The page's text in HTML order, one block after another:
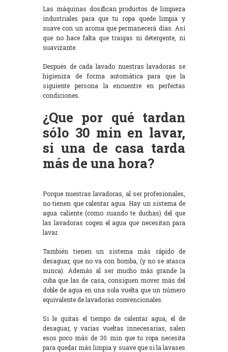
Las máquinas dosifican productos de limpieza
industriales para que tu ropa quede limpia y
suave con un aroma que permanecerá días. Así
que no hace falta que traigas ni detergente, ni
suavizante.
Después de cada lavado nuestras lavadoras se
higieniza de forma automática para que la
siguiente persona la encuentre en perfectas
condiciones.
¿Que por qué tardan
sólo 30 min en lavar,
si una de casa tarda
más de una hora?
Porque nuestras lavadoras, al ser profesionales,
no tienen que calentar agua. Hay un sistema de
agua caliente (como cuando te duchas) del que
las lavadoras cogen el agua que necesitan para
lavar.
También tienen un sistema más rápido de
desaguar, que no va con bomba, (y no se atasca
nunca). Además al ser mucho más grande la
cuba que las de casa, consiguen mover más del
doble de agua en una sola vuelta que un número
equivalente de lavadoras convencionales.
Si le quitas el tiempo de calentar agua, el de
desaguar, y varias vueltas innecesarias, salen
esos poco más de 30 min que tu ropa necesita
para quedar más limpia y suave que si la lavases